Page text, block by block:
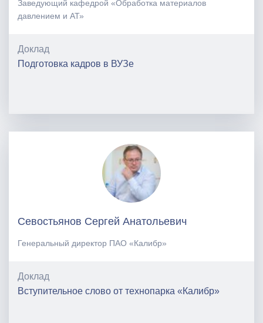
Заведующий кафедрой «Обработка материалов
давлением и АТ»
Доклад
Подготовка кадров в ВУЗе
Севостьянов Сергей Анатольевич
Генеральный директор ПАО «Калибр»
Доклад
Вступительное слово от технопарка «Калибр»